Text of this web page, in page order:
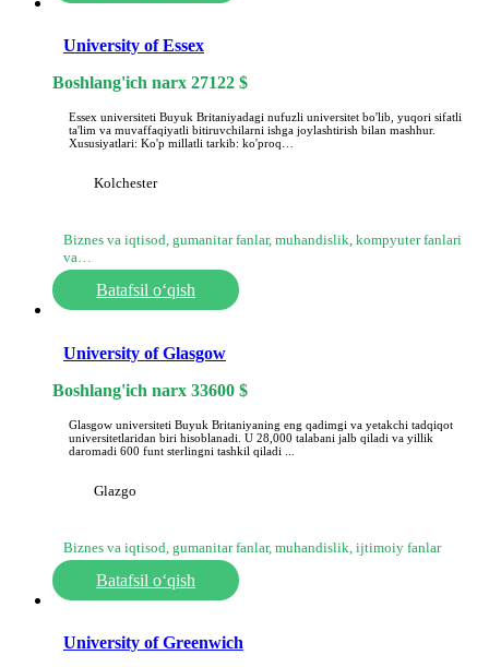
University of Essex
Boshlang'ich narx 27122 $
Essex universiteti Buyuk Britaniyadagi nufuzli universitet bo'lib, yuqori sifatli
ta'lim va muvaffaqiyatli bitiruvchilarni ishga joylashtirish bilan mashhur.
Xususiyatlari: Ko'p millatli tarkib: ko'proq…
Kolchester
Biznes va iqtisod, gumanitar fanlar, muhandislik, kompyuter fanlari
va…
Batafsil o‘qish
University of Glasgow
Boshlang'ich narx 33600 $
Glasgow universiteti Buyuk Britaniyaning eng qadimgi va yetakchi tadqiqot
universitetlaridan biri hisoblanadi. U 28,000 talabani jalb qiladi va yillik
daromadi 600 funt sterlingni tashkil qiladi ...
Glazgo
Biznes va iqtisod, gumanitar fanlar, muhandislik, ijtimoiy fanlar
Batafsil o‘qish
University of Greenwich